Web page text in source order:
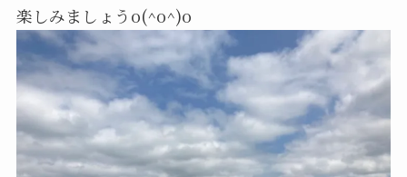
楽しみましょうo(^o^)o